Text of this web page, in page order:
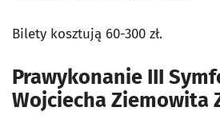
Bilety kosztują 60-300 zł.
Prawykonanie III
Wojciecha Ziemowita